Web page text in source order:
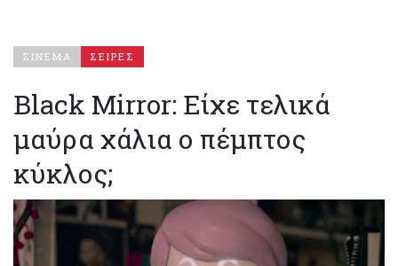
ΣΙΝΕΜΑ ΣΕΙΡΕΣ
Black Mirror: Είχε τελικά
μαύρα χάλια ο πέμπτος
κύκλος;